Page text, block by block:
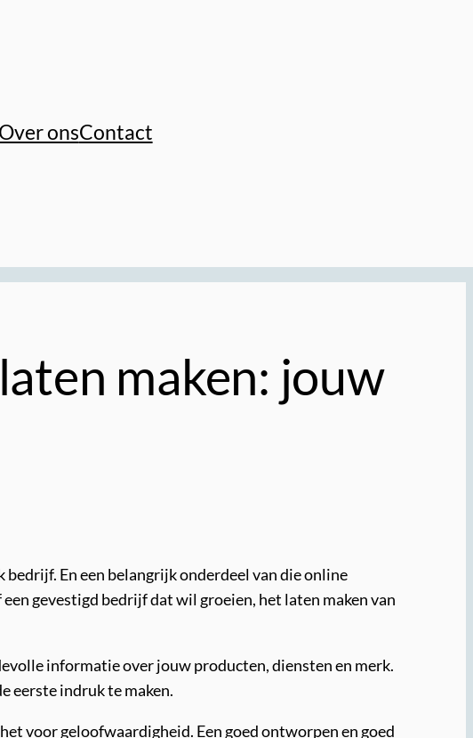
Over onsContact
maken: jouw
bedrijf. En een belangrijk onderdeel van die online
gevestigd bedrijf dat wil groeien, het laten maken van
informatie over jouw producten, diensten en merk.
eerste indruk te maken.
voor geloofwaardigheid. Een goed ontworpen en goed